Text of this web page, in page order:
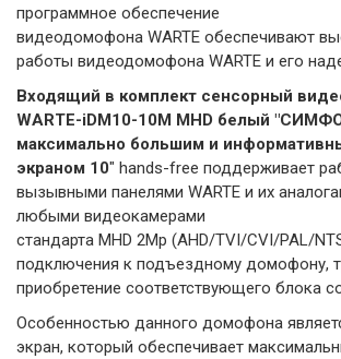
программное обеспечение
видеодомофона WARTE обеспечивают
работы видеодомофона WARTE и его
Входящий в комплект сенсорный
WARTE-iDM10-10M MHD белый
максимально большим и
экраном 10" hands-free поддерживает
вызывными панелями WARTE и их
любыми видеокамерами
стандарта MHD 2Mp (AHD/TVI/CVI/PAL/
подключения к подъездному домофону,
приобретение соответствующего блока
Особенностью данного домофона
экран, который обеспечивает